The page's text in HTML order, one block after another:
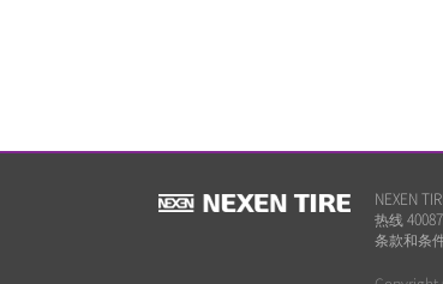
NEXEN
热线
条款和条